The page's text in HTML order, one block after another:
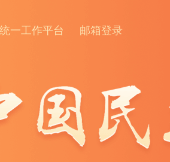
一工作平台 邮箱登录